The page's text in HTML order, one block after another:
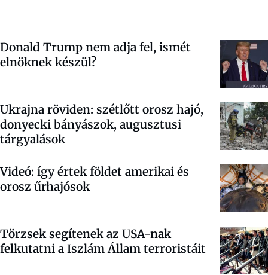
Donald Trump nem adja fel, ismét
elnöknek készül?
Ukrajna röviden: szétlőtt orosz hajó,
donyecki bányászok, augusztusi
tárgyalások
Videó: így értek földet amerikai és
orosz űrhajósok
Törzsek segítenek az USA-nak
felkutatni a Iszlám Állam terroristáit